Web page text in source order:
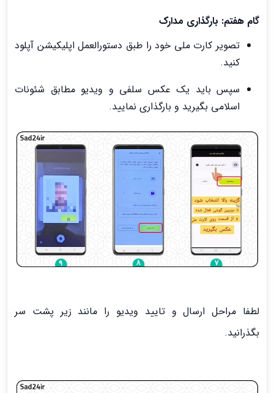
گام هفتم: بارگذاری مدارک
تصویر کارت ملی خود را طبق دستورالعمل اپلیکیشن آپلود
کنید.
سپس باید یک عکس سلفی و ویدیو مطابق شئونات
اسلامی بگیرید و بارگذاری نمایید.
لطفا مراحل ارسال و تایید ویدیو را مانند زیر پشت سر
بگذرانید.